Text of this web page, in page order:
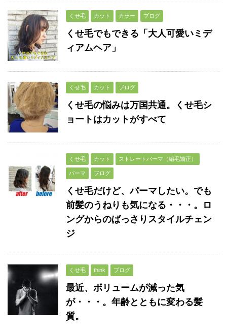
くせ毛 カット カラー ブログ
くせ毛でもできる「大人可愛いミデ
ィアムヘア」
くせ毛 カット ブログ
くせ毛の悩みは万国共通。くせ毛シ
ョートはカットがすべて
くせ毛 カット ストレートパーマ（縮毛矯正）
パーマ ブログ
くせ毛だけど、パーマしたい。でも
前髪のうねりも気になる・・・。ロ
ングからのばっさりスタイルチェン
ジ
くせ毛 think ブログ
最近、ボリュームが減った気
が・・・。年齢とともに変わる髪
質。